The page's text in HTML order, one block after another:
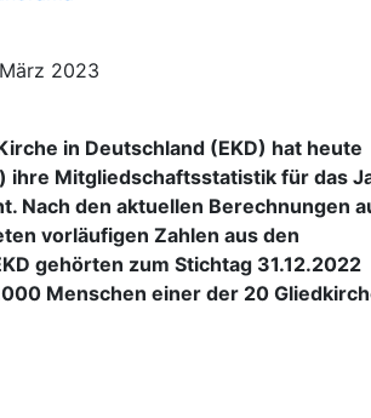
2023
in Deutschland (EKD) hat heute
ihre Mitgliedschaftsstatistik für das
Nach den aktuellen Berechnungen
vorläufigen Zahlen aus den
gehörten zum Stichtag 31.12.2022
Menschen einer der 20